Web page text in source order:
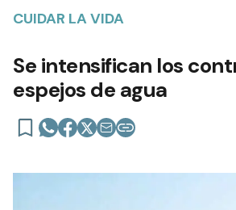
CUIDAR LA VIDA
Se intensifican los
espejos de agua